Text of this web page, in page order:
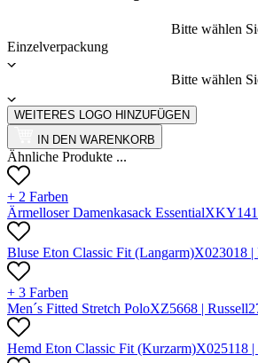
Bitte wählen
Einzelverpackung
Bitte wählen
WEITERES LOGO HINZUFÜGEN
IN DEN WARENKORB
Ähnliche Produkte ...
+ 2 Farben
Ärmelloser Damenkasack EssentialXKY141
Bluse Eton Classic Fit (Langarm)X023018 |
+ 3 Farben
Men´s Fitted Stretch PoloXZ5668 | Russell
Hemd Eton Classic Fit (Kurzarm)X025118 |